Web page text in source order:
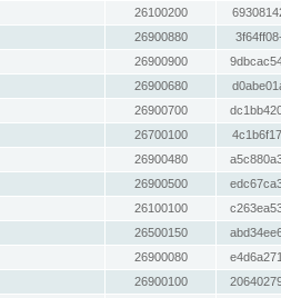
26100200
26900880
26900900
26900680
26900700
26700100
26900480
26900500
26100100
26500150
26900080
26900100